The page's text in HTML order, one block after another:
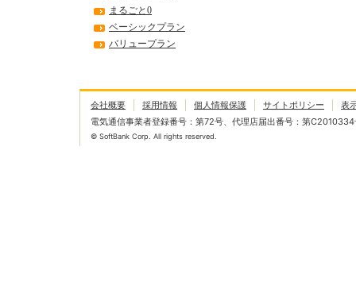
まるごと0
ベーシックプラン
バリュープラン
会社概要 採用情報 個人情報保護 サイトポリシー
表
電気通信事業者登録番号：第72号、代理店届出番号：第C2010334
© SoftBank Corp. All rights reserved.